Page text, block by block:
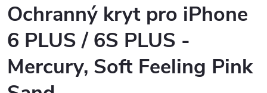
Ochranný kryt pro iPhone
6 PLUS / 6S PLUS -
Mercury, Soft Feeling Pink